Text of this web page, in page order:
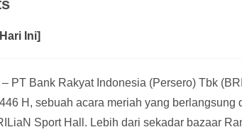
Ini]
– PT Bank Rakyat Indonesia (Persero) Tbk
H, sebuah acara meriah yang berlangsung
Sport Hall. Lebih dari sekadar bazaar